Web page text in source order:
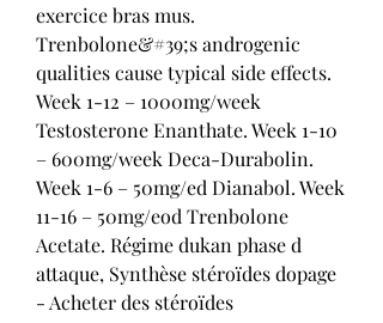
exercice bras mus.
Trenbolone&#39;s androgenic
qualities cause typical side effects.
Week 1-12 – 1000mg/week
Testosterone Enanthate. Week 1-10
– 600mg/week Deca-Durabolin.
Week 1-6 – 50mg/ed Dianabol. Week
11-16 – 50mg/eod Trenbolone
Acetate. Régime dukan phase d
attaque, Synthèse stéroïdes dopage
- Acheter des stéroïdes